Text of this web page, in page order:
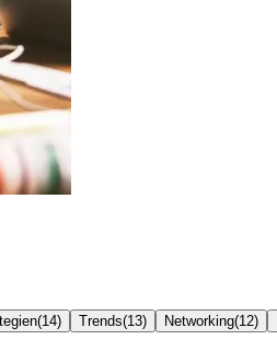
(14) Trends(13) Networking(12)